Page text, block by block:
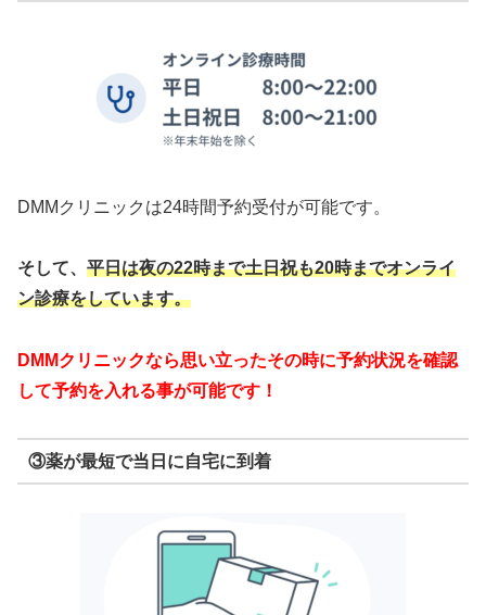
DMMクリニックは24時間予約受付が可能です。
そして、 平日は夜の22時まで土日祝も20時までオンライ
ン診療をしています。
DMMクリニックなら思い立ったその時に予約状況を確認
して予約を入れる事が可能です！
③薬が最短で当日に自宅に到着